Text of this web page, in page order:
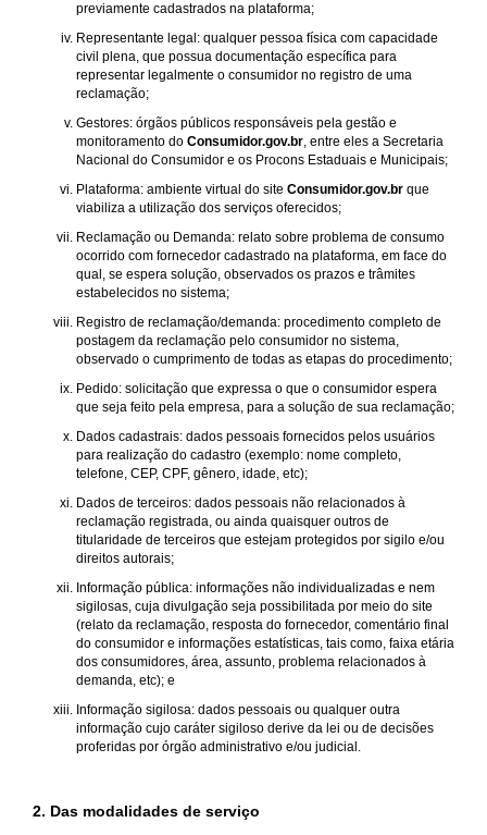
previamente cadastrados na plataforma;
Representante legal: qualquer pessoa física com capacidade
civil plena, que possua documentação específica para
representar legalmente o consumidor no registro de uma
reclamação;
Gestores: órgãos públicos responsáveis pela gestão e
monitoramento do Consumidor.gov.br, entre eles a Secretaria
Nacional do Consumidor e os Procons Estaduais e Municipais;
Plataforma: ambiente virtual do site Consumidor.gov.br que
viabiliza a utilização dos serviços oferecidos;
Reclamação ou Demanda: relato sobre problema de consumo
ocorrido com fornecedor cadastrado na plataforma, em face do
qual, se espera solução, observados os prazos e trâmites
estabelecidos no sistema;
Registro de reclamação/demanda: procedimento completo de
postagem da reclamação pelo consumidor no sistema,
observado o cumprimento de todas as etapas do procedimento;
Pedido: solicitação que expressa o que o consumidor espera
que seja feito pela empresa, para a solução de sua reclamação;
Dados cadastrais: dados pessoais fornecidos pelos usuários
para realização do cadastro (exemplo: nome completo,
telefone, CEP, CPF, gênero, idade, etc);
Dados de terceiros: dados pessoais não relacionados à
reclamação registrada, ou ainda quaisquer outros de
titularidade de terceiros que estejam protegidos por sigilo e/ou
direitos autorais;
Informação pública: informações não individualizadas e nem
sigilosas, cuja divulgação seja possibilitada por meio do site
(relato da reclamação, resposta do fornecedor, comentário final
do consumidor e informações estatísticas, tais como, faixa etária
dos consumidores, área, assunto, problema relacionados à
demanda, etc); e
Informação sigilosa: dados pessoais ou qualquer outra
informação cujo caráter sigiloso derive da lei ou de decisões
proferidas por órgão administrativo e/ou judicial.
2. Das modalidades de serviço